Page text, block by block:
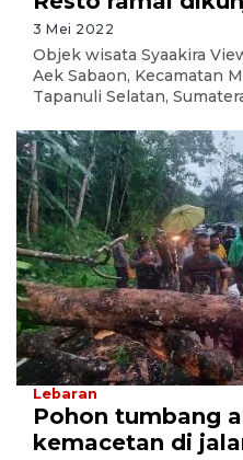
3 Mei 2022
Objek wisata Syaakira
Aek Sabaon, Kecamatan
Tapanuli Selatan,
Lebaran
Pohon tumbang
kemacetan di